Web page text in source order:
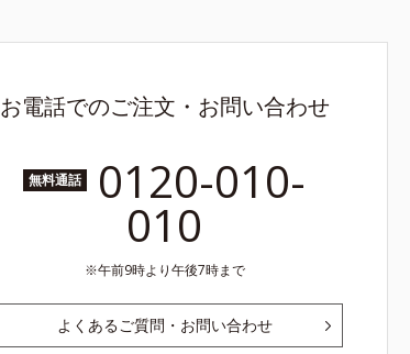
お電話でのご注文・お問い合わせ
無料通話 0120-010-
010
午前9時より午後7時まで
よくあるご質問・お問い合わせ